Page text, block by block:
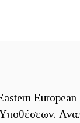
Υποθέσεων.